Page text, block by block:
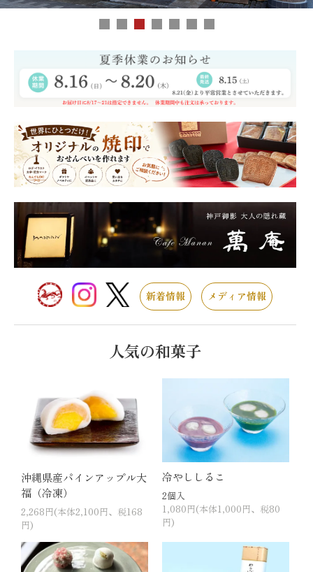
新着情報 メディア情報
人気の和菓子
沖縄県産パインアップル大
福（冷凍）
2,268円(本体2,100円、税168
円)
冷やししるこ
2個入
1,080円(本体1,000円、税80
円)